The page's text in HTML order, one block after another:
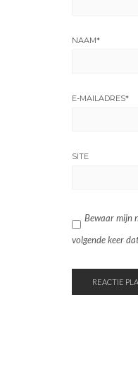
NAAM*
E-MAILADRES*
SITE
Bewaar mijn
volgende keer